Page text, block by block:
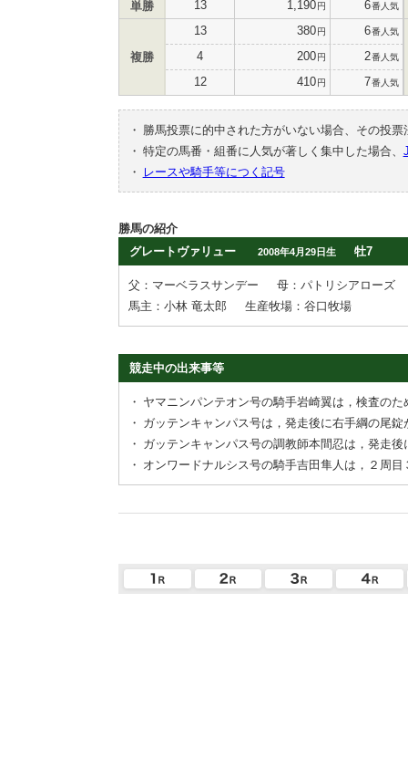
単勝 13 1,190円 6番人気
複勝
13 380円 6番人気
4 200円 2番人気
12 410円 7番人気
・
勝馬投票に的中された方がいない場合、その投
・ 特定の馬番・組番に人気が著しく集中した場合、
・
レースや騎手等につく記号
勝馬の紹介
グレートヴァリュー
2008年4月29日生 牡7
父：マーベラスサンデー
母：パトリシアローズ
馬主：小林 竜太郎
生産牧場：谷口牧場
競走中の出来事等
・ ヤマニンパンテオン号の騎手岩崎翼は，検査のた
・ ガッテンキャンパス号は，発走後に右手綱の尾
・ ガッテンキャンパス号の調教師本間忍は，発走
・ オンワードナルシス号の騎手吉田隼人は，２周